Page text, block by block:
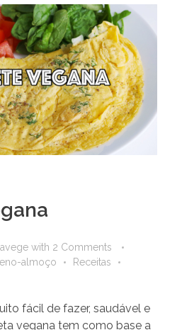
with 2 Comments
almoço
Receitas
fácil de fazer, saudável e
vegana tem como base a